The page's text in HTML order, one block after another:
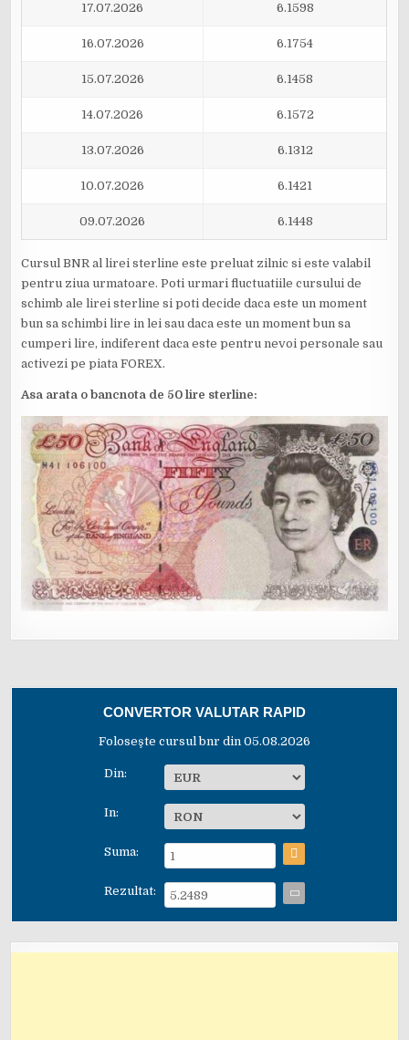
17.07.2026 6.1598
16.07.2026 6.1754
15.07.2026 6.1458
14.07.2026 6.1572
13.07.2026 6.1312
10.07.2026 6.1421
09.07.2026 6.1448
Cursul BNR al lirei sterline este preluat zilnic si este valabil
pentru ziua urmatoare. Poti urmari fluctuatiile cursului de
schimb ale lirei sterline si poti decide daca este un moment
bun sa schimbi lire in lei sau daca este un moment bun sa
cumperi lire, indiferent daca este pentru nevoi personale sau
activezi pe piata FOREX.
Asa arata o bancnota de 50 lire sterline:
CONVERTOR VALUTAR RAPID
Foloseşte cursul bnr din 05.08.2026
Din:
In:
Suma:
Rezultat: